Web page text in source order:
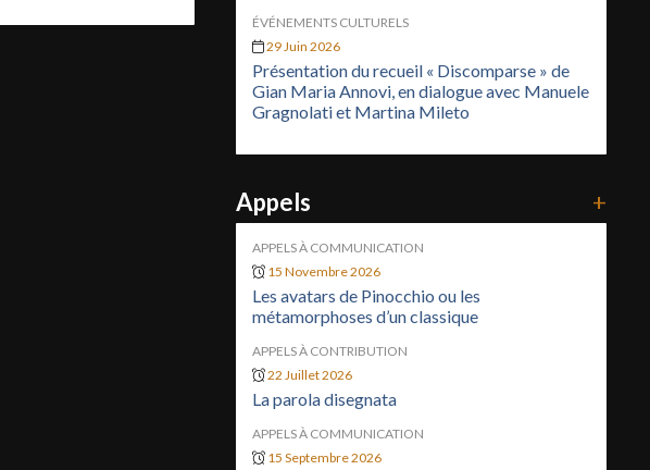
ÉVÉNEMENTS CULTURELS
29 Juin 2026
Présentation du recueil « Discomparse » de
Gian Maria Annovi, en dialogue avec Manuele
Gragnolati et Martina Mileto
Appels +
APPELS À COMMUNICATION
15 Novembre 2026
Les avatars de Pinocchio ou les
métamorphoses d’un classique
APPELS À CONTRIBUTION
22 Juillet 2026
La parola disegnata
APPELS À COMMUNICATION
15 Septembre 2026